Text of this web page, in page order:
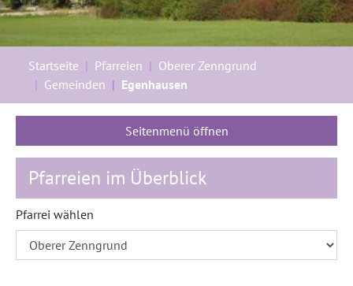
Startseite Pfarreien
Oberer Zenngrund
Gemeinden
Egenhausen
Seitenmenü öffnen
Pfarreien im Überblick
Pfarrei wählen